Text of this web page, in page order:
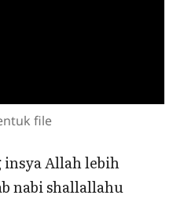
file
insya Allah lebih
nabi shallallahu